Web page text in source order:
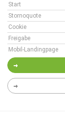
Start
Stornoquote
Cookie
Freigabe
Mobil-Landingpage